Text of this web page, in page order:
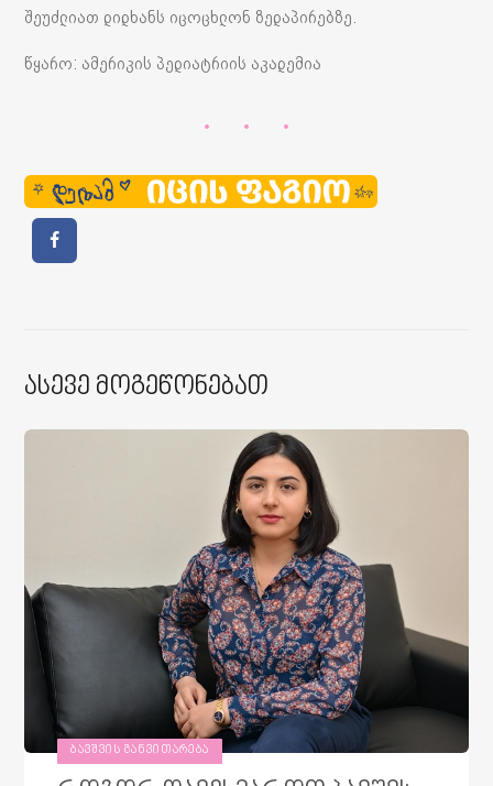
შეუძლიათ დიდხანს იცოცხლონ ზედაპირებზე.
წყარო: ამერიკის პედიატრიის აკადემია
Ასევე Მოგეწონებათ
ᲑᲐᲕᲨᲕᲘᲡ ᲒᲐᲜᲕᲘᲗᲐᲠᲔᲑᲐ